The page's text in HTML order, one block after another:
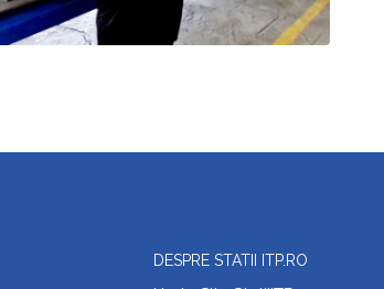
DESPRE STATII ITP.RO